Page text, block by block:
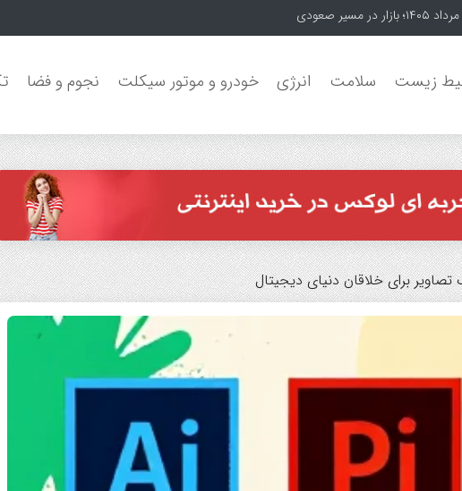
زیست سلامت انرژی خودرو و موتور سیکلت نجوم و فضا